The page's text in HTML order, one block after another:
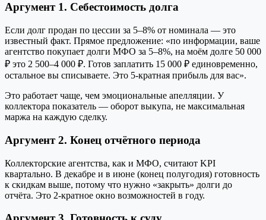
Аргумент 1. Себестоимость долга
Если долг продан по цессии за 5–8% от номинала — это
известный факт. Прямое предложение: «по информации, ваше
агентство покупает долги МФО за 5–8%, на моём долге 50 000
₽ это 2 500–4 000 ₽. Готов заплатить 15 000 ₽ единовременно,
остальное вы списываете. Это 5-кратная прибыль для вас».
Это работает чаще, чем эмоциональные апелляции. У
коллектора показатель — оборот выкупа, не максимальная
маржа на каждую сделку.
Аргумент 2. Конец отчётного периода
Коллекторские агентства, как и МФО, считают KPI
квартально. В декабре и в июне (конец полугодия) готовность
к скидкам выше, потому что нужно «закрыть» долги до
отчёта. Это 2-кратное окно возможностей в году.